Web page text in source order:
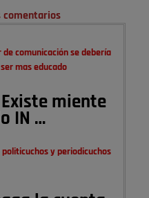
comentarios
comunicación se debería
mas educado
miente
IN …
politicuchos y periodicuchos